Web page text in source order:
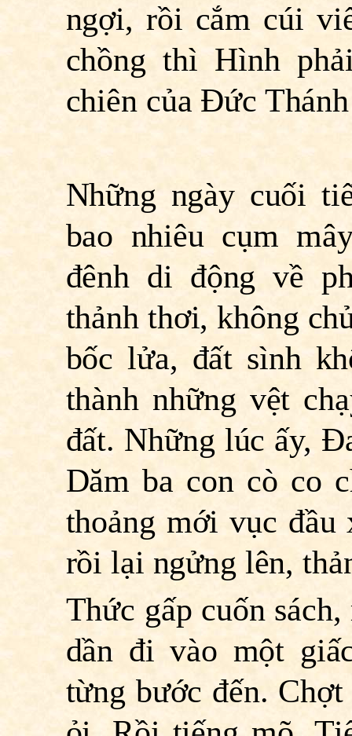
ngợi, rồi cắm cúi
chồng thì Hình
chiên của Ðức
Những ngày cuối
bao nhiêu cụm
đênh di động về
thảnh thơi, không
bốc lửa, đất sình
thành những vệt
đất. Những lúc ấy,
Dăm ba con cò co
thoảng mới vục đầu
rồi lại ngửng lên,
Thức gấp cuốn
dần đi vào một
từng bước đến.